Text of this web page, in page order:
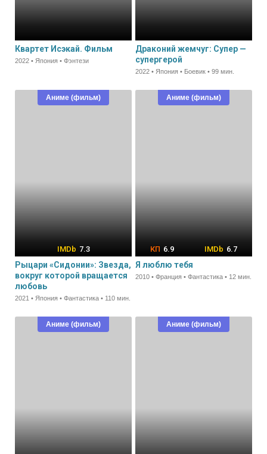
Квартет Исэкай. Фильм
2022 • Япония • Фэнтези
Драконий жемчуг: Супер —
супергерой
2022 • Япония • Боевик • 99 мин.
Аниме (фильм)
7.3
Рыцари «Сидонии»: Звезда,
вокруг которой вращается
любовь
2021 • Япония • Фантастика • 110 мин.
Аниме (фильм)
6.9 6.7
Я люблю тебя
2010 • Франция • Фантастика • 12 мин.
Аниме (фильм) Аниме (фильм)